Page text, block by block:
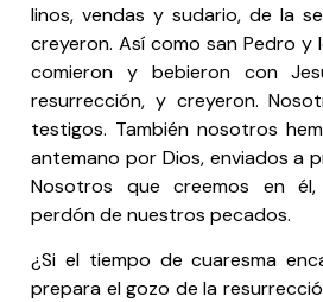
linos, vendas y sudario, de la
creyeron. Así como san Pedro y
comieron y bebieron con
resurrección, y creyeron.
testigos. También nosotros
antemano por Dios, enviados a
Nosotros que creemos en
perdón de nuestros pecados.
¿Si el tiempo de cuaresma
prepara el gozo de la